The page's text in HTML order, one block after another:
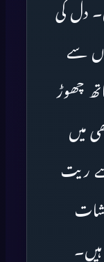
دل کی
سے
چھوڑ
میں
سے ریت